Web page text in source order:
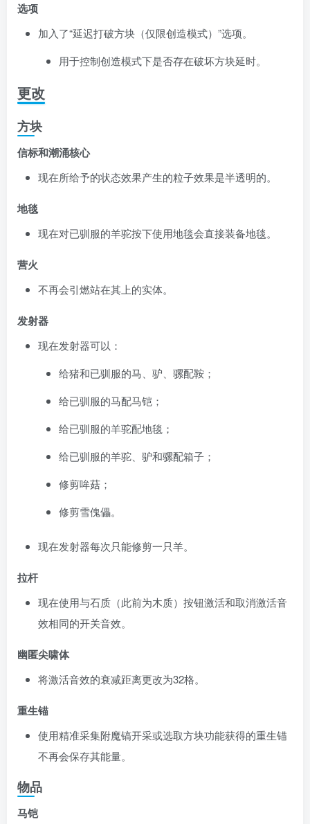
选项
加入了“延迟打破方块（仅限创造模式）”选项。
用于控制创造模式下是否存在破坏方块延时。
更改
方块
信标和潮涌核心
现在所给予的状态效果产生的粒子效果是半透明的。
地毯
现在对已驯服的羊驼按下使用地毯会直接装备地毯。
营火
不再会引燃站在其上的实体。
发射器
现在发射器可以：
给猪和已驯服的马、驴、骡配鞍；
给已驯服的马配马铠；
给已驯服的羊驼配地毯；
给已驯服的羊驼、驴和骡配箱子；
修剪哞菇；
修剪雪傀儡。
现在发射器每次只能修剪一只羊。
拉杆
现在使用与石质（此前为木质）按钮激活和取消激活音
效相同的开关音效。
幽匿尖啸体
将激活音效的衰减距离更改为32格。
重生锚
使用精准采集附魔镐开采或选取方块功能获得的重生锚
不再会保存其能量。
物品
马铠